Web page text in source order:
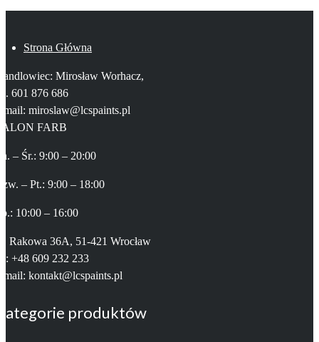
Strona Główna
Mirosław Worhacz,
601 876 686
mail: miroslaw@lcspaints.pl
FARB
– Śr.: 9:00 – 20:00
– Pt.: 9:00 – 18:00
10:00 – 16:00
Rakowa 36A, 51-421 Wrocław
+48 609 232 233
mail: kontakt@lcspaints.pl
produktów